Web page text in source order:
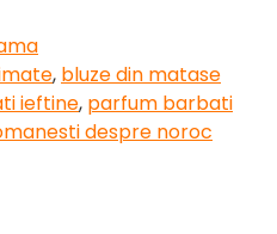
, bluze din matase
ieftine, parfum barbati
despre noroc